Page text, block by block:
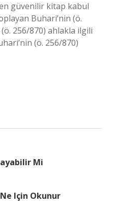
en güvenilir kitap kabul
Buhari’nin (ö.
256/870) ahlakla ilgili
(ö. 256/870)
Mi
Için Okunur